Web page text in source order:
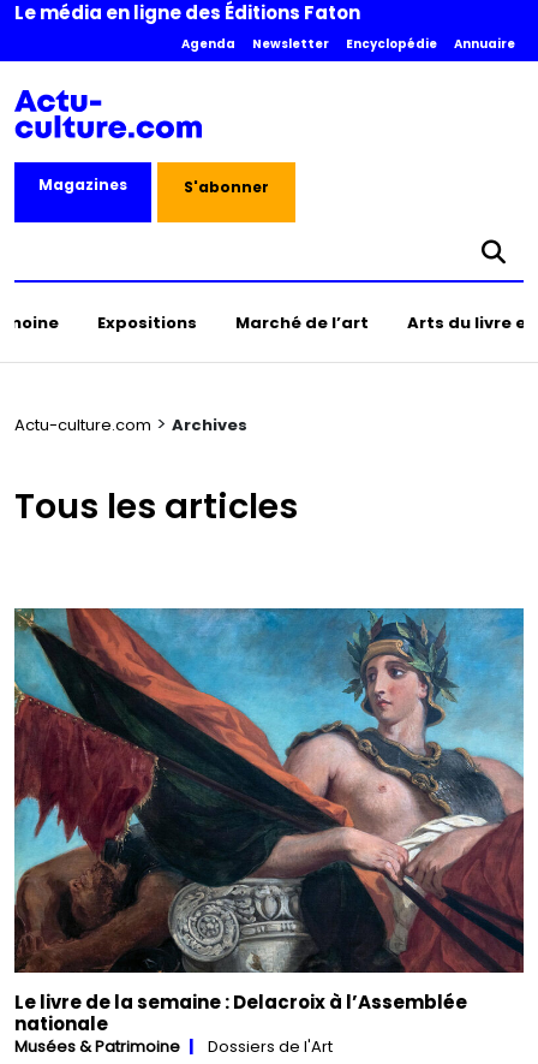
Le média en ligne des Éditions Faton
Agenda Newsletter Encyclopédie Annuaire
Magazines S'abonner
Expositions Marché de l’art Arts du livre
Actu-culture.com > Archives
Tous les articles
Le livre de la semaine : Delacroix à l’Assemblée
nationale
Musées & Patrimoine Dossiers de l'Art